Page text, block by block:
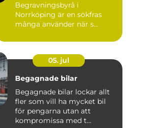
Begravningsbyrå i
Norrköping är en sökfras
många använder när s...
05. jul
Begagnade bilar
Begagnade bilar lockar allt
fler som vill ha mycket bil
för pengarna utan att
kompromissa med t...